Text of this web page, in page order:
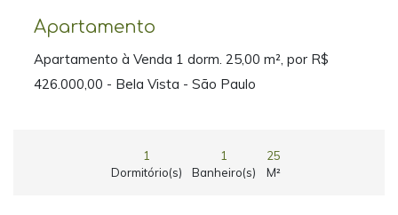
Apartamento
Apartamento à Venda 1 dorm. 25,00 m², por R$
426.000,00 - Bela Vista - São Paulo
1
Dormitório(s)
1
Banheiro(s)
25
M²